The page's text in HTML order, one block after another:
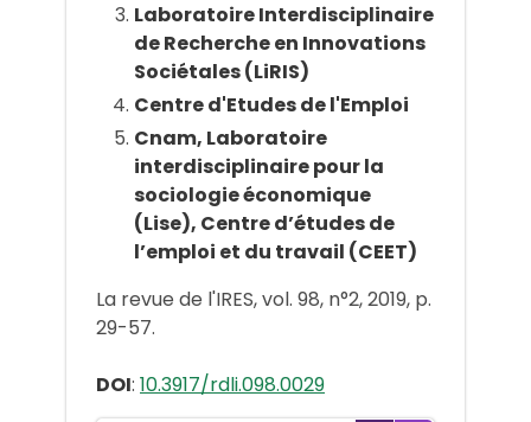
Laboratoire Interdisciplinaire
de Recherche en Innovations
Sociétales (LiRIS)
Centre d'Etudes de l'Emploi
Cnam, Laboratoire
interdisciplinaire pour la
sociologie économique
(Lise), Centre d’études de
l’emploi et du travail (CEET)
La revue de l'IRES, vol. 98, n°2, 2019, p.
29-57.
DOI: 10.3917/rdli.098.0029